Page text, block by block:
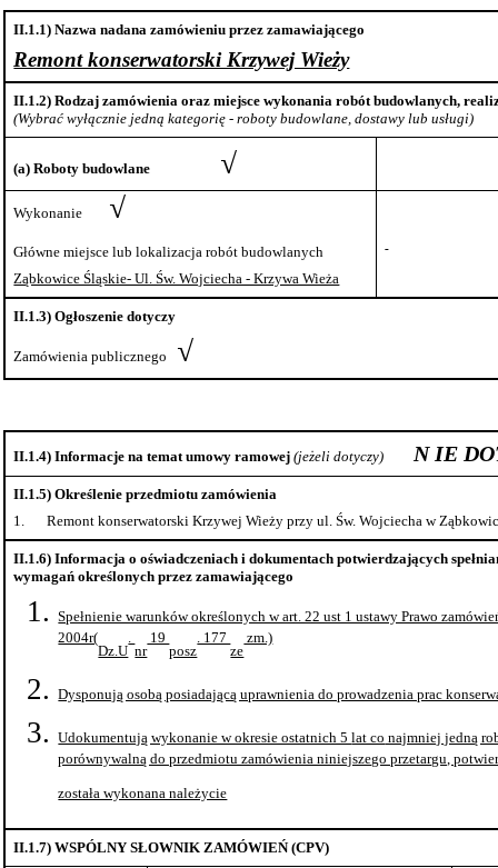
II.1.1) Nazwa nadana zamówieniu przez zamawiającego
Remont konserwatorski Krzywej Wieży
II.1.2) Rodzaj zamówienia oraz miejsce wykonania robót budowlanych,
(Wybrać wyłącznie jedną kategorię - roboty budowlane, dostawy lub usługi)
(a) Robotybudowlane √
Wykonanie √
Główne miejsce lub lokalizacja robót budowlanych
Ząbkowice Śląskie- Ul. Św. Wojciecha - Krzywa Wieża
II.1.3) Ogłoszenie dotyczy
Zamówieniapublicznego √
II.1.4) Informacje na temat umowy ramowej(jeżelidotyczy) NIE
II.1.5) Określenie przedmiotu zamówienia
1.
Remont konserwatorski Krzywej Wieży przy ul. Św. Wojciecha w
II.1.6) Informacja o oświadczeniach i dokumentach potwierdzających
wymagań określonych przez zamawiającego
Spełnienie warunków określonych w art. 22 ust 1 ustawy Prawo
2004r(Dz.U.nr19posz. 177zezm.)
Dysponują osobą posiadającą uprawnienia do prowadzenia prac
Udokumentują wykonanie w okresie ostatnich 5lat co najmniej jedną
porównywalną do przedmiotu zamówienia niniejszego przetargu,
została wykonana należycie
II.1.7) WSPÓLNY SŁOWNIK ZAMÓWIEŃ (CPV)